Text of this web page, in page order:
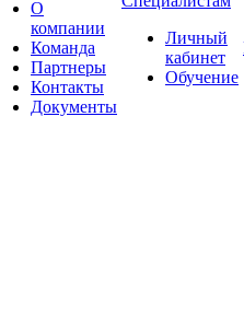
О
компании
Команда
Партнеры
Контакты
Документы
Личный
кабинет
Обучение